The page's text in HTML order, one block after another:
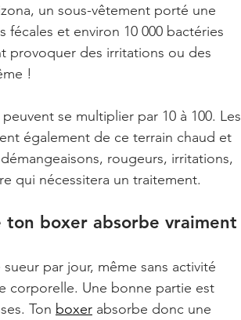
un sous-vêtement porté une
et environ 10 000 bactéries
provoquer des irritations ou des
!
se multiplier par 10 à 100. Les
également de ce terrain chaud et
rougeurs, irritations,
qui nécessitera un traitement.
ton boxer absorbe vraiment
par jour, même sans activité
corporelle. Une bonne partie est
Ton boxer absorbe donc une